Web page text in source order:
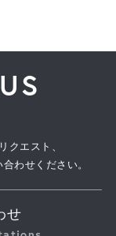
クエスト、
わせください。
せ